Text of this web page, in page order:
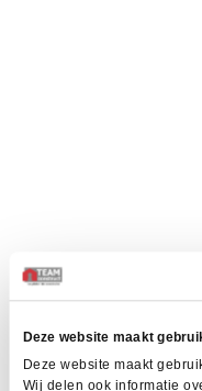
Deze website maakt
Deze website maakt
Wij delen ook informatie